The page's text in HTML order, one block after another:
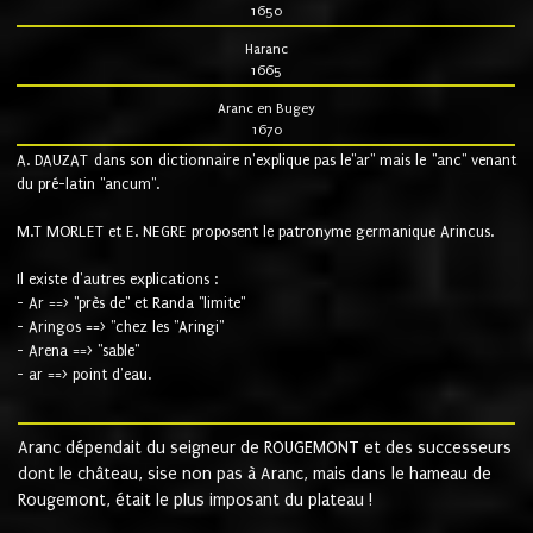
1650
Haranc
1665
Aranc en Bugey
1670
A. DAUZAT dans son dictionnaire n'explique pas le"ar" mais le "anc" venant
du pré-latin "ancum".
M.T MORLET et E. NEGRE proposent le patronyme germanique Arincus.
Il existe d'autres explications :
- Ar ==> "près de" et Randa "limite"
- Aringos ==> "chez les "Aringi"
- Arena ==> "sable"
- ar ==> point d'eau.
Aranc dépendait du seigneur de ROUGEMONT et des successeurs
dont le château, sise non pas à Aranc, mais dans le hameau de
Rougemont, était le plus imposant du plateau !